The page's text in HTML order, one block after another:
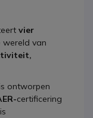
vier
wereld van
ontworpen
certificering